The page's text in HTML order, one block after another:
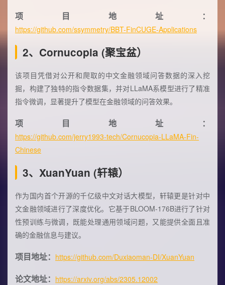
项目地址：
https://github.com/ssymmetry/BBT-FinCUGE-Applications
2、Cornucopia (聚宝盆）
该项目凭借对公开和爬取的中文金融领域问答数据的深入挖
掘，构建了独特的指令数据集，并对LLaMA系模型进行了精准
指令微调，显著提升了模型在金融领域的问答效果。
项目地址：
https://github.com/jerry1993-tech/Cornucopia-LLaMA-Fin-
Chinese
3、XuanYuan (轩辕）
作为国内首个开源的千亿级中文对话大模型，轩辕更是针对中
文金融领域进行了深度优化。它基于BLOOM-176B进行了针对
性预训练与微调，既能处理通用领域问题，又能提供全面且准
确的金融信息与建议。
项目地址： https://github.com/Duxiaoman-DI/XuanYuan
论文地址： https://arxiv.org/abs/2305.12002